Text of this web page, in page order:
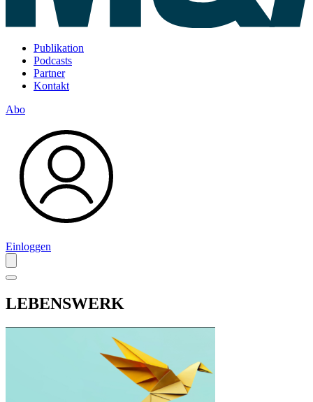
Publikation
Podcasts
Partner
Kontakt
Abo
Einloggen
LEBENSWERK